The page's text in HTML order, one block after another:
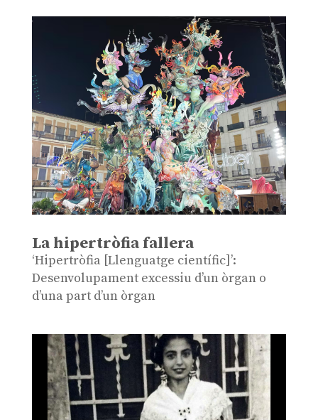
La hipertròfia fallera
‘Hipertròfia [Llenguatge científic]’:
Desenvolupament excessiu d’un òrgan o
d’una part d’un òrgan